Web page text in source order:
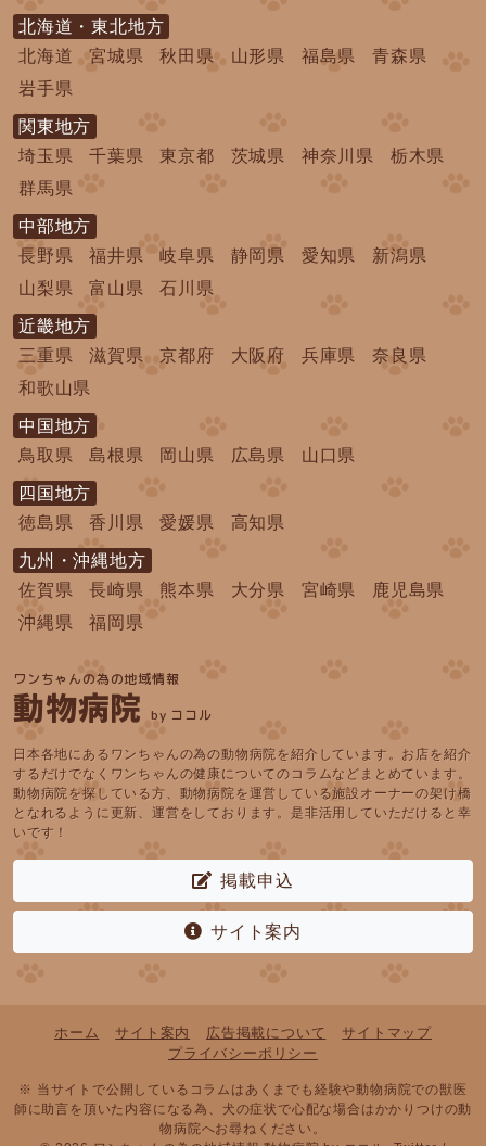
北海道・東北地方
北海道
宮城県 秋田県 山形県 福島県
青森県
岩手県
関東地方
埼玉県
千葉県 東京都 茨城県 神奈川県
栃木県
群馬県
中部地方
長野県
福井県 岐阜県 静岡県 愛知県
新潟県
山梨県
富山県 石川県
近畿地方
三重県
滋賀県 京都府 大阪府 兵庫県
奈良県
和歌山県
中国地方
鳥取県
島根県 岡山県 広島県 山口県
四国地方
徳島県
香川県 愛媛県 高知県
九州・沖縄地方
佐賀県
長崎県 熊本県 大分県 宮崎県
鹿児島県
沖縄県
福岡県
ワンちゃんの為の地域情報
動物病院 by ココル
日本各地にあるワンちゃんの為の動物病院を紹介しています。お店を紹介
するだけでなくワンちゃんの健康についてのコラムなどまとめています。
動物病院を探している方、動物病院を運営している施設オーナーの架け橋
となれるように更新、運営をしております。是非活用していただけると幸
いです！
掲載申込
サイト案内
ホーム サイト案内 広告掲載について
サイトマップ
プライバシーポリシー
※ 当サイトで公開しているコラムはあくまでも経験や動物病院での獣医
師に助言を頂いた内容になる為、犬の症状で心配な場合はかかりつけの動
物病院へお尋ねください。